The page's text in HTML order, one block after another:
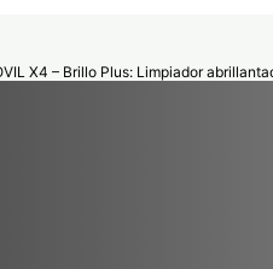
X4 – Brillo Plus: Limpiador